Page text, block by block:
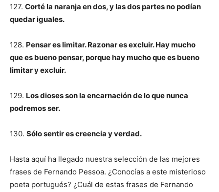
127. Corté la naranja en dos, y las dos partes no podían
quedar iguales.
128. Pensar es limitar. Razonar es excluir. Hay mucho
que es bueno pensar, porque hay mucho que es bueno
limitar y excluir.
129. Los dioses son la encarnación de lo que nunca
podremos ser.
130. Sólo sentir es creencia y verdad.
Hasta aquí ha llegado nuestra selección de las mejores
frases de Fernando Pessoa. ¿Conocías a este misterioso
poeta portugués? ¿Cuál de estas frases de Fernando